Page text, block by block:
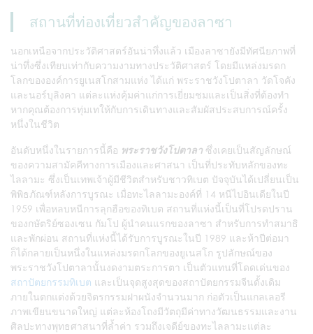
สถานที่ท่องเที่ยวสำคัญของลาซา
นอกเหนือจากประวัติศาสตร์อันน่าทึ่งแล้ว เมืองลาซายังมีทัศนียภาพที่
น่าทึ่งซึ่งเทียบเท่ากับความงามทางประวัติศาสตร์ โดยมีแหล่งมรดก
โลกขององค์การยูเนสโกสามแห่ง ได้แก่ พระราชวังโปตาลา วัดโจคัง
และนอร์บุลิงคา แต่ละแห่งคุ้มค่าแก่การเยี่ยมชมและเป็นสิ่งที่ต้องทำ
หากคุณต้องการทุ่มเทให้กับการเดินทางและสัมผัสประสบการณ์ครั้ง
หนึ่งในชีวิต
อันดับหนึ่งในรายการนี้คือ พระราชวังโปตาลา ซึ่งเคยเป็นสัญลักษณ์
ของความสามัคคีทางการเมืองและศาสนา เป็นที่ประทับหลักของทะ
ไลลามะ ซึ่งเป็นเทพเจ้าผู้มีชีวิตสำหรับชาวทิเบต ปัจจุบันได้เปลี่ยนเป็น
พิพิธภัณฑ์หลังการบูรณะ เมื่อทะไลลามะองค์ที่ 14 หนีไปอินเดียในปี
1959 เพื่อหลบหนีการลุกฮือของทิเบต สถานที่แห่งนี้เป็นที่โปรดปราน
ของกษัตริย์ซองเซน กัมโป ผู้นำคนแรกของลาซา สำหรับการทำสมาธิ
และพักผ่อน สถานที่แห่งนี้ได้รับการบูรณะในปี 1989 และห้าปีต่อมา
ก็ได้กลายเป็นหนึ่งในแหล่งมรดกโลกของยูเนสโก รูปลักษณ์ของ
พระราชวังโปตาลานั้นงดงามตระการตา เป็นตัวแทนที่โดดเด่นของ
สถาปัตยกรรมทิเบต และเป็นจุดสูงสุดของสถาปัตยกรรมจีนดั้งเดิม
ภายในตกแต่งด้วยจิตรกรรมฝาผนังจำนวนมาก ก่อตัวเป็นแกลเลอรี
ภาพเขียนขนาดใหญ่ แต่ละห้องโถงมีวัตถุมีค่าทางวัฒนธรรมและงาน
ศิลปะทางพุทธศาสนาที่ล้ำค่า รวมถึงเจดีย์ของทะไลลามะแต่ละ